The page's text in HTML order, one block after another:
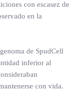
con escasez de
en la
de SpudCell
inferior al
con vida.